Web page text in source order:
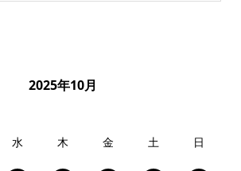
2025年10月
水 木 金 土 日